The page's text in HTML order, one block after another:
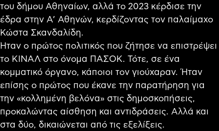
του δήμου Αθηναίων, αλλά το 2023 κέρδισε την
έδρα στην Α’ Αθηνών, κερδίζοντας τον παλαίμαχο
Κώστα Σκανδαλίδη.
Ήταν ο πρώτος πολιτικός που ζήτησε να επιστρέψει
το ΚΙΝΑΛ στο όνομα ΠΑΣΟΚ. Τότε, σε ένα
κομματικό όργανο, κάποιοι τον γιούχαραν. Ήταν
επίσης ο πρώτος που έκανε την παρατήρηση για
την «κολλημένη βελόνα» στις δημοσκοπήσεις,
προκαλώντας αίσθηση και αντιδράσεις. Αλλά και
στα δύο, δικαιώνεται από τις εξελίξεις.